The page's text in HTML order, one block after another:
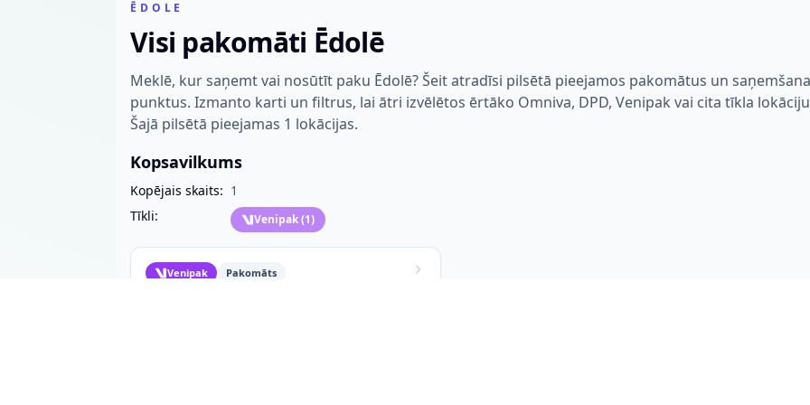
ĒDOLE
Visi pakomāti Ēdolē
Meklē, kur saņemt vai nosūtīt paku Ēdolē? Šeit atradīsi pilsētā pieejamos pakomātus un
punktus. Izmanto karti un filtrus, lai ātri izvēlētos ērtāko Omniva, DPD, Venipak vai cita tīkla
Šajā pilsētā pieejamas 1 lokācijas.
Kopsavilkums
Kopējais skaits: 1
Tīkli:
Venipak(1)
Venipak Pakomāts